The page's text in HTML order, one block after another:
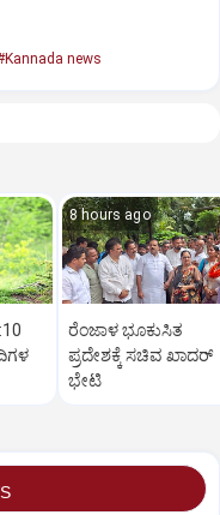
news
8 hours ago
ರೆಂಜಾಳ ಭೂಕುಸಿತ
ಪ್ರದೇಶಕ್ಕೆ ಸಚಿವ ಖಾದರ್‌
ಭೇಟಿ